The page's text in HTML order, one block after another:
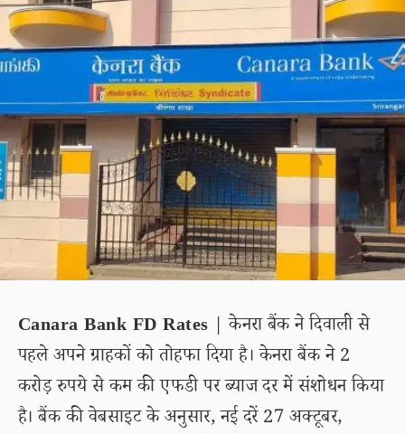
Canara Bank FD Rates | केनरा बैंक ने दिवाली से
पहले अपने ग्राहकों को तोहफा दिया है। केनरा बैंक ने 2
करोड़ रुपये से कम की एफडी पर ब्याज दर में संशोधन किया
है। बैंक की वेबसाइट के अनुसार, नई दरें 27 अक्टूबर,